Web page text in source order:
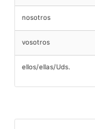
nosotros
vosotros
ellos/ellas/Uds.